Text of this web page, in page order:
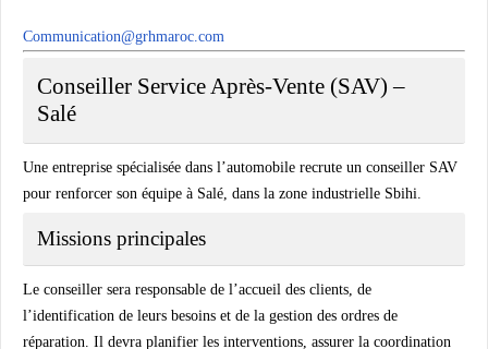
Communication@grhmaroc.com
Conseiller Service Après-Vente (SAV) –
Salé
Une entreprise spécialisée dans l’automobile recrute un conseiller SAV
pour renforcer son équipe à Salé, dans la zone industrielle Sbihi.
Missions principales
Le conseiller sera responsable de l’accueil des clients, de
l’identification de leurs besoins et de la gestion des ordres de
réparation. Il devra planifier les interventions, assurer la coordination